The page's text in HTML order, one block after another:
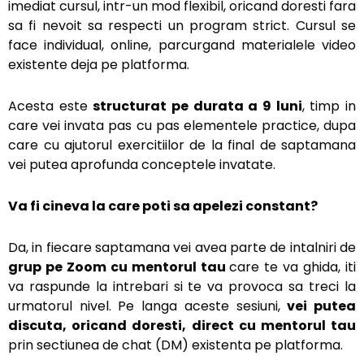
imediat cursul, intr-un mod flexibil, oricand doresti fara
sa fi nevoit sa respecti un program strict. Cursul se
face individual, online, parcurgand materialele video
existente deja pe platforma.
Acesta estestructurat pe durata a 9 luni, timp in
care vei invata pas cu pas elementele practice, dupa
care cu ajutorul exercitiilor de la final de saptamana
vei putea aprofunda conceptele invatate.
Va fi cineva la care poti sa apelezi constant?
Da, in fiecare saptamana vei avea parte de intalniri de
grup pe Zoom cu mentorul taucare te va ghida, iti
va raspunde la intrebari si te va provoca sa treci la
urmatorul nivel. Pe langa aceste sesiuni,vei putea
discuta, oricand doresti, direct cu mentorul tau
prin sectiunea de chat (DM) existenta pe platforma.